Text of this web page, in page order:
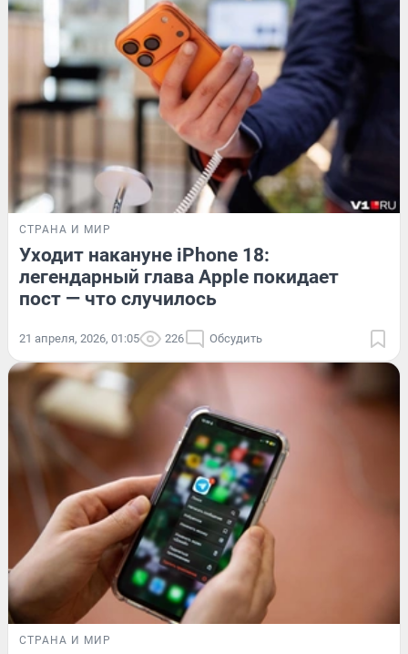
СТРАНА И МИР
Уходит накануне iPhone 18:
легендарный глава Apple покидает
пост — что случилось
21 апреля, 2026, 01:05 226 Обсудить
СТРАНА И МИР